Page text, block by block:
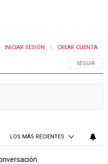
SIGA ESTA
SEGUIR
INICIAR SESIÓN CREAR CUENTA
LOS MÁS RECIENTES